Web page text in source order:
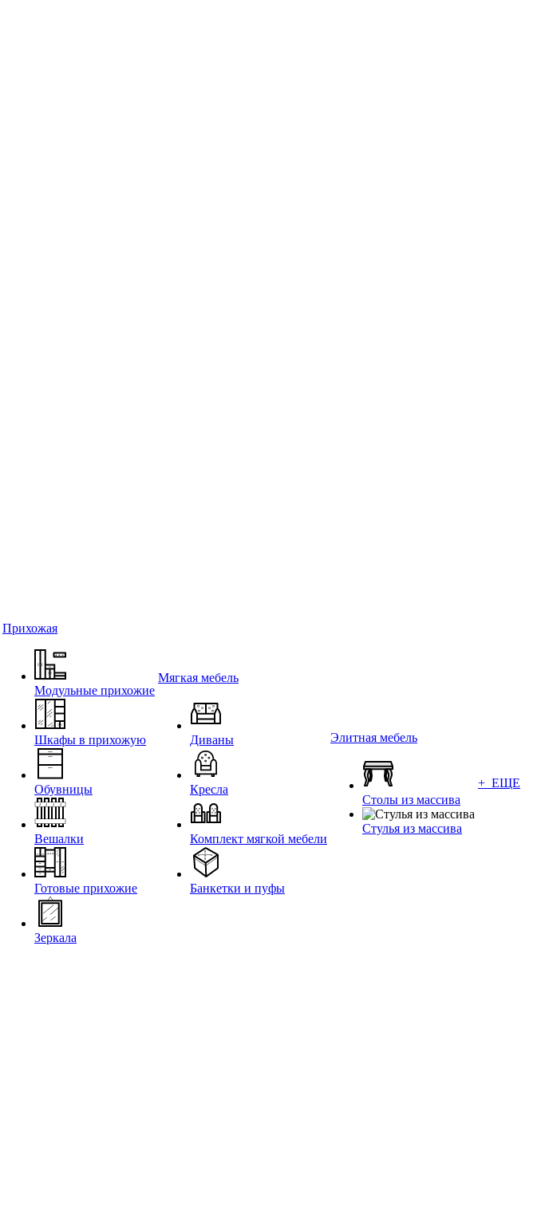
Прихожая
Модульные прихожие
Шкафы в прихожую
Обувницы
Вешалки
Готовые прихожие
Зеркала
Мягкая мебель
Диваны
Кресла
Комплект мягкой мебели
Банкетки и пуфы
Элитная мебель
Столы из массива
Стулья из массива
+ ЕЩЕ